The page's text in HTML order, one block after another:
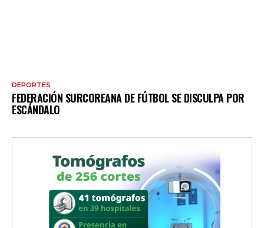
DEPORTES
FEDERACIÓN SURCOREANA DE FÚTBOL SE DISCULPA POR
ESCÁNDALO